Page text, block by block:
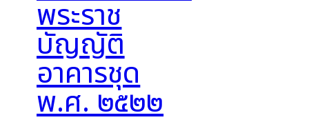
พระราช
บัญญัติ
อาคารชุด
พ.ศ. ๒๕๒๒